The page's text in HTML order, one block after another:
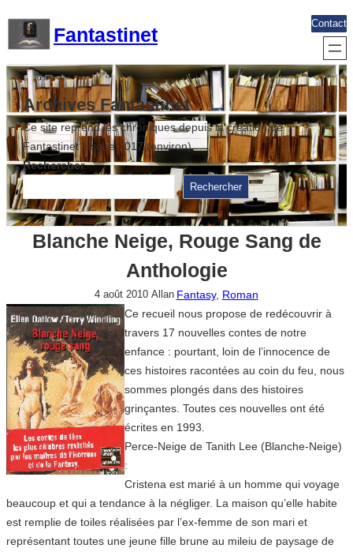
contenu
Fantastinet
Contact
Archives Fantastinet
Ce site reprend les chroniques depuis la création de
Fantastinet jusque 2017 (environ)
Rechercher
Rechercher
Blanche Neige, Rouge Sang de
Anthologie
4 août 2010 Allan Fantasy, Roman
Ce recueil nous propose de redécouvrir à
travers 17 nouvelles contes de notre
enfance : pourtant, loin de l’innocence de
ces histoires racontées au coin du feu, nous
sommes plongés dans des histoires
grinçantes. Toutes ces nouvelles ont été
écrites en 1993.
Perce-Neige de Tanith Lee (Blanche-Neige)
:
Cristena est marié à un homme qui voyage
beaucoup et qui a tendance à la négliger. La maison qu’elle habite
est remplie de toiles réalisées par l’ex-femme de son mari et
représentant toutes une jeune fille brune au mileiu de paysage de